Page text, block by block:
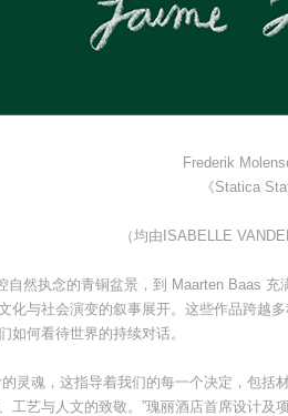
Frederik
《Statica
（均由ISABELLE
自然执念的青铜盆景，到 Maarten Baas
化与社会演变的叙事展开。这些作品跨越
如何看待世界的持续对话。
灵魂，这指导着我们的每一个决定，包
工艺与人文的致敬。”瑰丽酒店首席设计及